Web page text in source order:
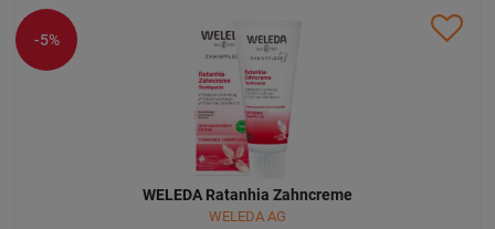
WELEDA Ratanhia Zahncreme
WELEDA AG
-5%